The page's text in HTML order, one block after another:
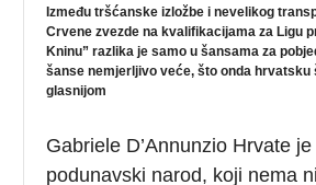
Između tršćanske izložbe i nevelikog
Crvene zvezde na kvalifikacijama za Ligu
Kninu” razlika je samo u šansama za
šanse nemjerljivo veće, što onda hrvatsku
glasnijom
Gabriele D’Annunzio Hrvate
podunavski narod, koji nema